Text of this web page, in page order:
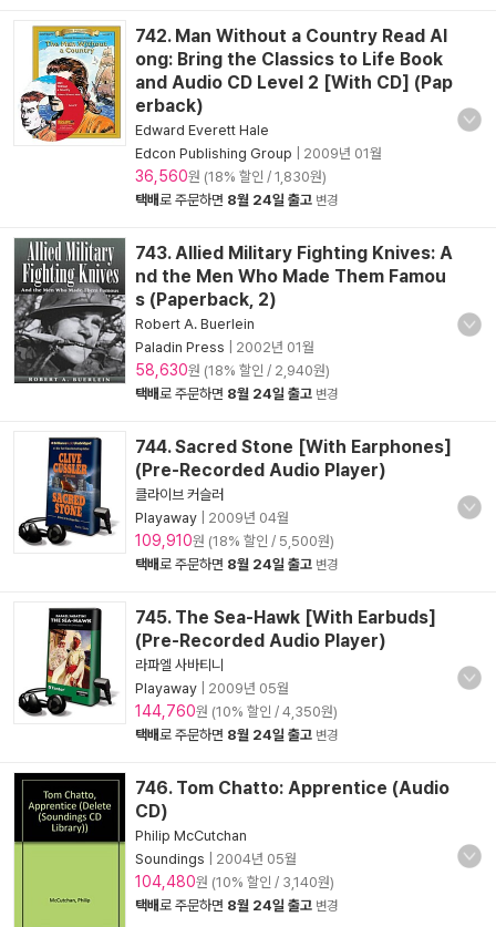
742. Man Without a Country Read Al
ong: Bring the Classics to Life Book
and Audio CD Level 2 [With CD] (Pap
erback)
Edward Everett Hale
Edcon Publishing Group
2009년 01월
36,560원 (18% 할인 / 1,830원)
택배로 주문하면 8월 24일 출고 변경
743. Allied Military Fighting Knives: A
nd the Men Who Made Them Famou
s (Paperback, 2)
Robert A. Buerlein
Paladin Press
2002년 01월
58,630원 (18% 할인 / 2,940원)
택배로 주문하면 8월 24일 출고 변경
744. Sacred Stone [With Earphones]
(Pre-Recorded Audio Player)
클라이브 커슬러
Playaway
2009년 04월
109,910원 (18% 할인 / 5,500원)
택배로 주문하면 8월 24일 출고 변경
745. The Sea-Hawk [With Earbuds]
(Pre-Recorded Audio Player)
라파엘 사바티니
Playaway
2009년 05월
144,760원 (10% 할인 / 4,350원)
택배로 주문하면 8월 24일 출고 변경
746. Tom Chatto: Apprentice (Audio
CD)
Philip McCutchan
Soundings
2004년 05월
104,480원 (10% 할인 / 3,140원)
택배로 주문하면 8월 24일 출고 변경